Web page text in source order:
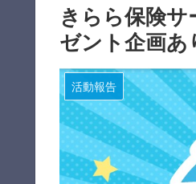
きらら保険
ゼント企画あ
活動報告